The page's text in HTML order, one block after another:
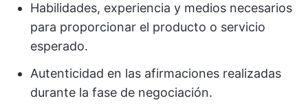
Habilidades, experiencia y medios necesarios
para proporcionar el producto o servicio
esperado.
Autenticidad en las afirmaciones realizadas
durante la fase de negociación.